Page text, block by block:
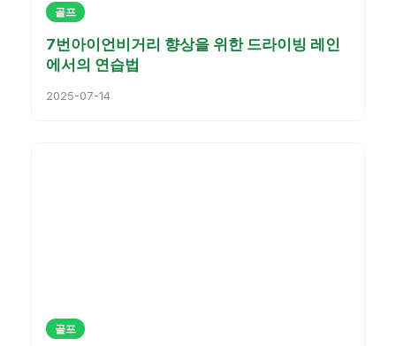
골프
7번아이언비거리 향상을 위한 드라이빙 레인
에서의 연습법
2025-07-14
골프